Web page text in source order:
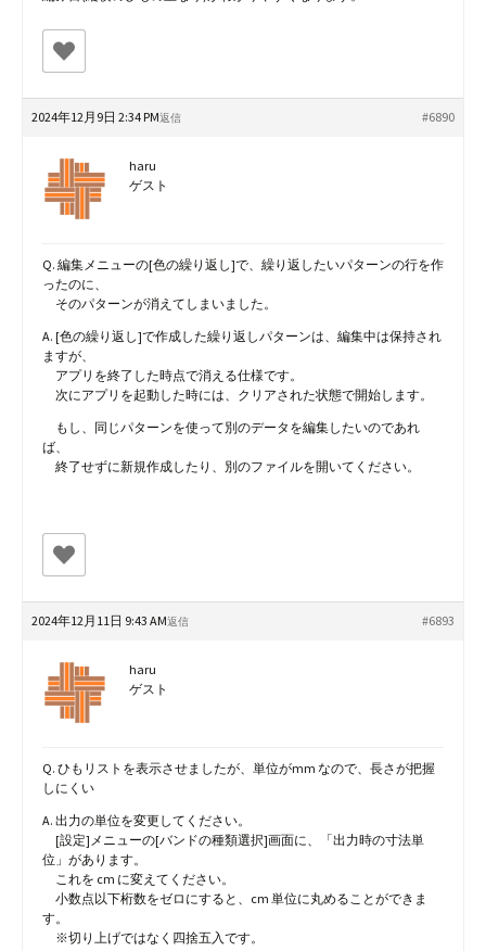
2024年12月9日 2:34 PM #6890
返信
haru
ゲスト
Q. 編集メニューの[色の繰り返し]で、繰り返したいパターンの行を作
ったのに、
そのパターンが消えてしまいました。
A. [色の繰り返し]で作成した繰り返しパターンは、編集中は保持され
ますが、
アプリを終了した時点で消える仕様です。
次にアプリを起動した時には、クリアされた状態で開始します。
もし、同じパターンを使って別のデータを編集したいのであれ
ば、
終了せずに新規作成したり、別のファイルを開いてください。
2024年12月11日 9:43 AM #6893
返信
haru
ゲスト
Q. ひもリストを表示させましたが、単位がmm なので、長さが把握
しにくい
A. 出力の単位を変更してください。
[設定]メニューの[バンドの種類選択]画面に、「出力時の寸法単
位」があります。
これを cm に変えてください。
小数点以下桁数をゼロにすると、cm 単位に丸めることができま
す。
※切り上げではなく四捨五入です。